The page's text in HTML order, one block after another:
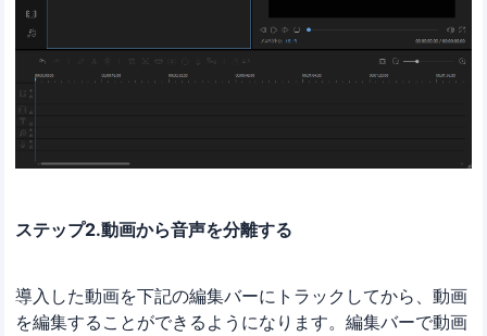
ステップ2.動画から音声を分離する
導入した動画を下記の編集バーにトラックしてから、動画
を編集することができるようになります。編集バーで動画